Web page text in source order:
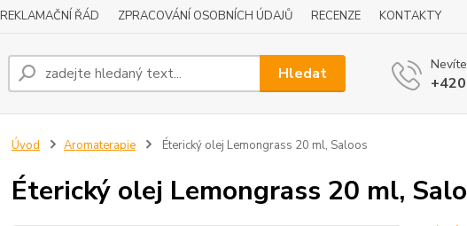
REKLAMAČNÍ ŘÁD ZPRACOVÁNÍ OSOBNÍCH ÚDAJŮ RECENZE KONTAKTY
Hledat
Úvod Aromaterapie Éterický olej Lemongrass 20 ml, Saloos
Éterický olej Lemongrass 20 ml,